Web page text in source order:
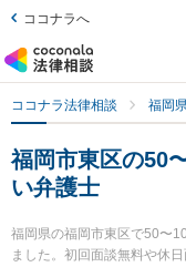
ココナラへ
ココナラ法律相談 福岡
福岡市東区の50
い弁護士
福岡県の福岡市東区で50〜
ました。初回面談無料や休